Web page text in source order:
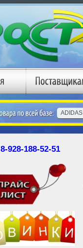
8-928-188-52-51